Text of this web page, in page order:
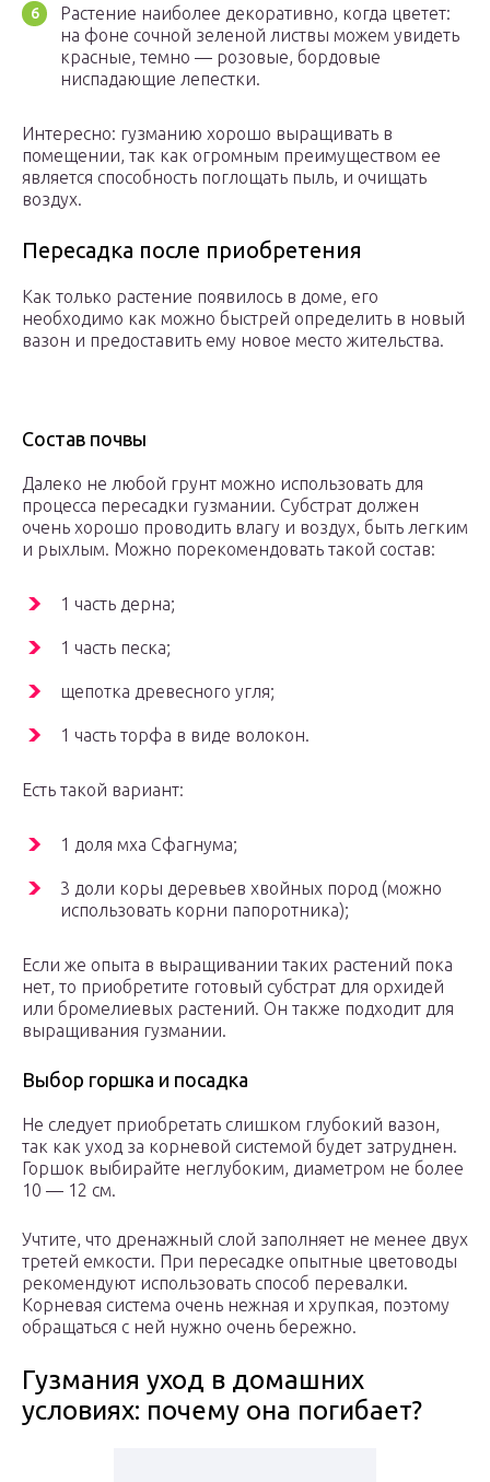
Растение наиболее декоративно, когда цветет:
на фоне сочной зеленой листвы можем увидеть
красные, темно — розовые, бордовые
ниспадающие лепестки.
Интересно: гузманию хорошо выращивать в
помещении, так как огромным преимуществом ее
является способность поглощать пыль, и очищать
воздух.
Пересадка после приобретения
Как только растение появилось в доме, его
необходимо как можно быстрей определить в новый
вазон и предоставить ему новое место жительства.
Состав почвы
Далеко не любой грунт можно использовать для
процесса пересадки гузмании. Субстрат должен
очень хорошо проводить влагу и воздух, быть легким
и рыхлым. Можно порекомендовать такой состав:
1 часть дерна;
1 часть песка;
щепотка древесного угля;
1 часть торфа в виде волокон.
Есть такой вариант:
1 доля мха Сфагнума;
3 доли коры деревьев хвойных пород (можно
использовать корни папоротника);
Если же опыта в выращивании таких растений пока
нет, то приобретите готовый субстрат для орхидей
или бромелиевых растений. Он также подходит для
выращивания гузмании.
Выбор горшка и посадка
Не следует приобретать слишком глубокий вазон,
так как уход за корневой системой будет затруднен.
Горшок выбирайте неглубоким, диаметром не более
10 — 12 см.
Учтите, что дренажный слой заполняет не менее двух
третей емкости. При пересадке опытные цветоводы
рекомендуют использовать способ перевалки.
Корневая система очень нежная и хрупкая, поэтому
обращаться с ней нужно очень бережно.
Гузмания уход в домашних
условиях: почему она погибает?